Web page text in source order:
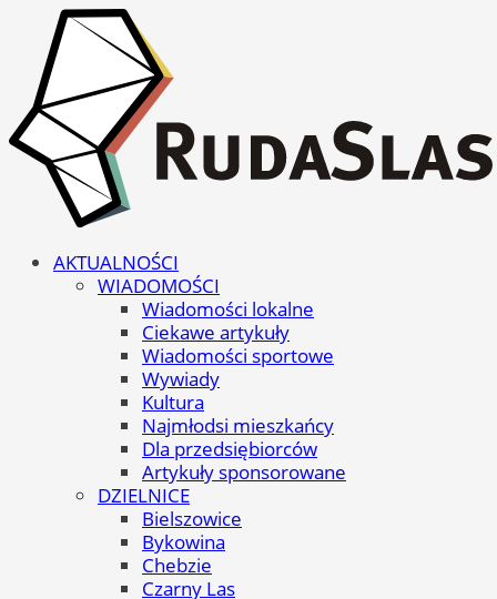
AKTUALNOŚCI
WIADOMOŚCI
Wiadomości lokalne
Ciekawe artykuły
Wiadomości sportowe
Wywiady
Kultura
Najmłodsi mieszkańcy
Dla przedsiębiorców
Artykuły sponsorowane
DZIELNICE
Bielszowice
Bykowina
Chebzie
Czarny Las